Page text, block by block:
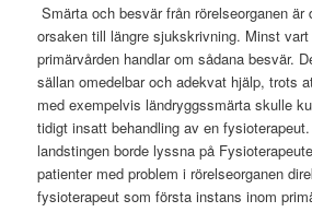
Smärta och besvär från rörelseorganen
orsaken till längre sjukskrivning. Minst
primärvården handlar om sådana besvär.
sällan omedelbar och adekvat hjälp, trots
med exempelvis ländryggssmärta skulle
tidigt insatt behandling av en
landstingen borde lyssna på
patienter med problem i rörelseorganen
fysioterapeut som första instans inom